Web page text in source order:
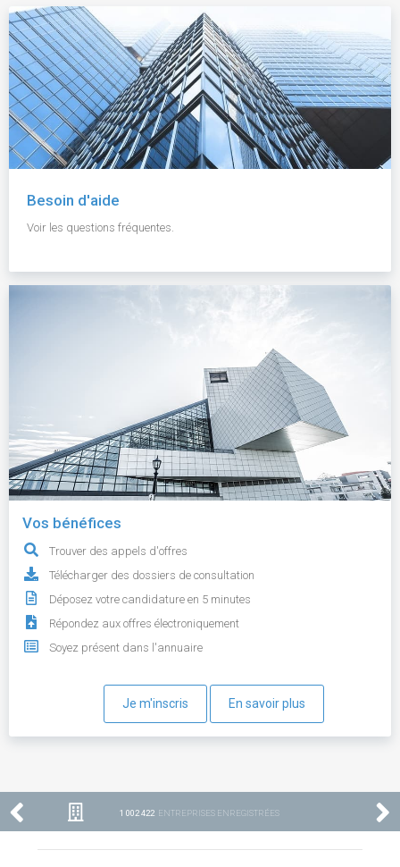
Besoin d'aide
Voir les questions fréquentes.
Vos bénéfices
Trouver des appels d'offres
Télécharger des dossiers de consultation
Déposez votre candidature en 5 minutes
Répondez aux offres électroniquement
Soyez présent dans l'annuaire
Je m'inscris En savoir plus
1 002 422 ENTREPRISES ENREGISTRÉES